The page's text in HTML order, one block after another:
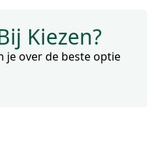
Kiezen?
je over de beste optie